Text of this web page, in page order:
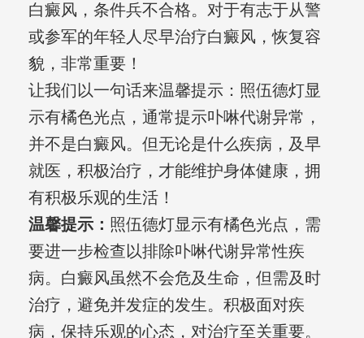
白癜风，条件兵不合格。对于有志于从警
或参军的年轻人尽早治疗白癜风，恢复容
貌，非常重要！
让我们以一句话来温馨提示：照伍德灯显
示有橘色光点，通常提示卟啉代谢异常，
并不是白癜风。但无论是什么疾病，及早
就医，积极治疗，才能维护身体健康，拥
有积极乐观的生活！
温馨提示： 照伍德灯显示有橘色光点，需
要进一步检查以排除卟啉代谢异常性疾
病。白癜风虽然不会危及生命，但需及时
治疗，避免并发症的发生。积极面对疾
病，保持乐观的心态，对治疗至关重要。